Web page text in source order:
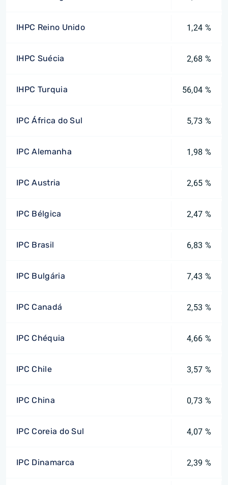
IHPC Reino Unido 1,24 %
IHPC Suécia 2,68 %
IHPC Turquia 56,04 %
IPC África do Sul 5,73 %
IPC Alemanha 1,98 %
IPC Austria 2,65 %
IPC Bélgica 2,47 %
IPC Brasil 6,83 %
IPC Bulgária 7,43 %
IPC Canadá 2,53 %
IPC Chéquia 4,66 %
IPC Chile 3,57 %
IPC China 0,73 %
IPC Coreia do Sul 4,07 %
IPC Dinamarca 2,39 %